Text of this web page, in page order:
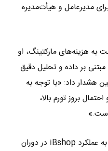
مدیرعامل و هیأت‌مدیره
به هزینه‌های مارکتینگ، او
بر داده و تحلیل دقیق
هشدار داد: «با توجه به
بروز تورم بالا،
وی در بخش پایانی سخنان خود به عملکرد iBshop در دوران